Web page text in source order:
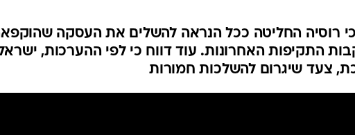
כי רוסיה החליטה ככל הנראה להשלים את העסקה
התקיפות האחרונות. עוד דווח כי לפי ההערכות,
צעד שיגרום להשלכות חמורות